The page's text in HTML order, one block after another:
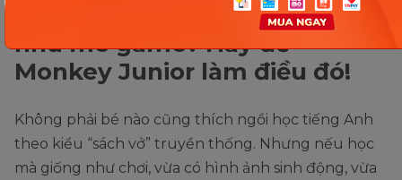
Muốn con mê học tiếng Anh
như mê game? Hãy để
Monkey Junior làm điều đó!
Không phải bé nào cũng thích ngồi học tiếng Anh
theo kiểu “sách vở” truyền thống. Nhưng nếu học
mà giống như chơi, vừa có hình ảnh sinh động, vừa